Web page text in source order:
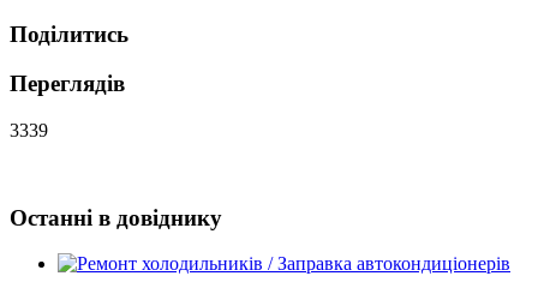
Поділитись
Переглядів
3339
Останні в довіднику